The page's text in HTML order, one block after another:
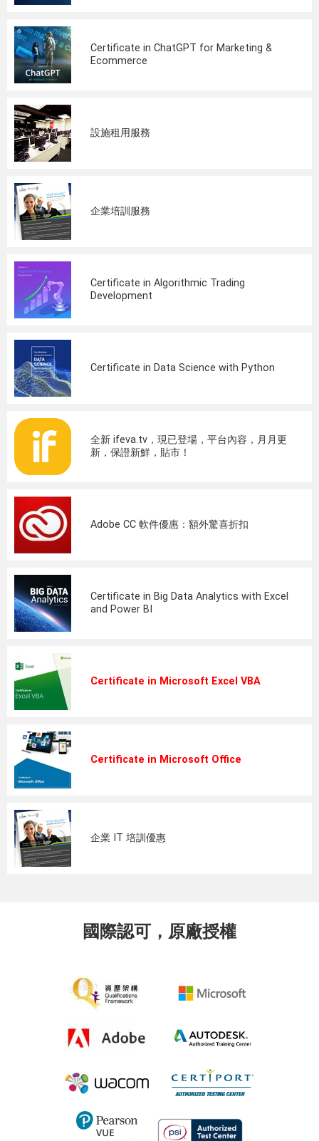
Certificate in ChatGPT for Marketing &
Ecommerce
設施租用服務
企業培訓服務
Certificate in Algorithmic Trading
Development
Certificate in Data Science with Python
全新 ifeva.tv，現已登場，平台內容，月月更
新，保證新鮮，貼市！
Adobe CC 軟件優惠：額外驚喜折扣
Certificate in Big Data Analytics with Excel
and Power BI
Certificate in Microsoft Excel VBA
Certificate in Microsoft Office
企業 IT 培訓優惠
國際認可，原廠授權